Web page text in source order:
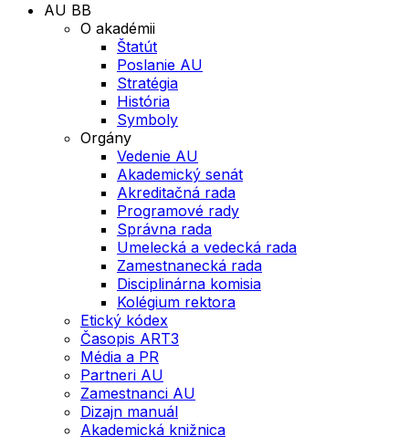
AU BB
O akadémii
Štatút
Poslanie AU
Stratégia
História
Symboly
Orgány
Vedenie AU
Akademický senát
Akreditačná rada
Programové rady
Správna rada
Umelecká a vedecká rada
Zamestnanecká rada
Disciplinárna komisia
Kolégium rektora
Etický kódex
Časopis ART3
Média a PR
Partneri AU
Zamestnanci AU
Dizajn manuál
Akademická knižnica